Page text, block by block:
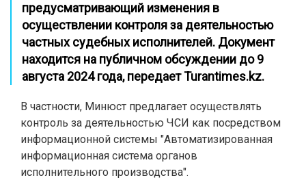
предусматривающий изменения в
осуществлении контроля за деятельностью
частных судебных исполнителей. Документ
находится на публичном обсуждении до 9
августа 2024 года, передаетTurantimes.kz.
В частности, Минюст предлагает осуществлять
контроль за деятельностью ЧСИ как посредством
информационной системы "Автоматизированная
информационная система органов
исполнительного производства".